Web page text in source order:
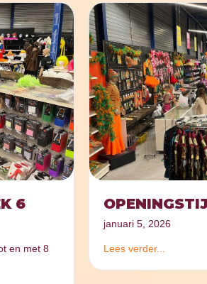
6
en met 8
januari 5, 2026
Lees verder...